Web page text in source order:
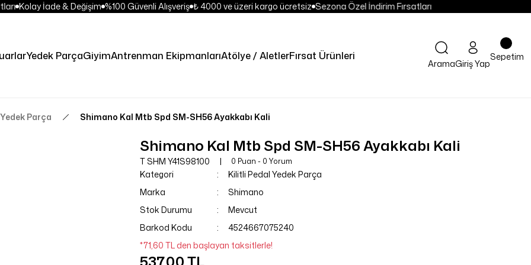
Kolay İade & Değişim %100 Güvenli Alışveriş ₺ 4000 ve üzeri kargo ücretsiz Sezona Özel İndirim Fırsatları
Yedek ParçaGiyimAntrenman EkipmanlarıAtölye / AletlerFırsat Ürünleri
AramaGiriş Yap
Sepetim
Parça Shimano Kal Mtb Spd SM-SH56 Ayakkabı Kali
Shimano Kal Mtb Spd SM-SH56 Ayakkabı Kali
T SHM Y41S98100 0 Puan - 0 Yorum
Kategori
Kilitli Pedal Yedek Parça
Marka
Shimano
Stok Durumu
Mevcut
Barkod Kodu
4524667075240
*71,60 TL den başlayan taksitlerle!